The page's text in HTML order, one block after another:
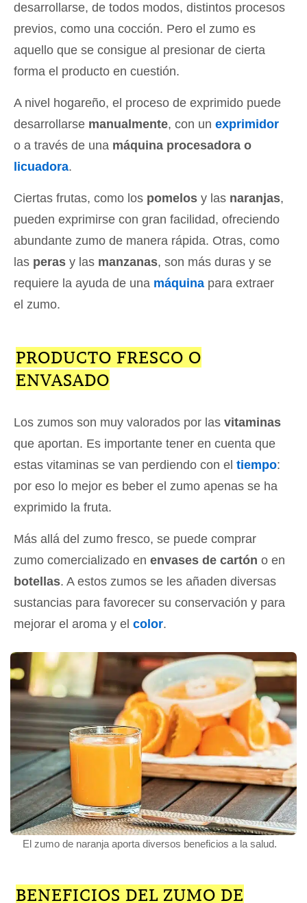
desarrollarse, de todos modos, distintos procesos
previos, como una cocción. Pero el zumo es
aquello que se consigue al presionar de cierta
forma el producto en cuestión.
A nivel hogareño, el proceso de exprimido puede
desarrollarse manualmente, con un exprimidor
o a través de una máquina procesadora o
licuadora.
Ciertas frutas, como los pomelos y las naranjas,
pueden exprimirse con gran facilidad, ofreciendo
abundante zumo de manera rápida. Otras, como
las peras y las manzanas, son más duras y se
requiere la ayuda de una máquina para extraer
el zumo.
PRODUCTO FRESCO O
ENVASADO
Los zumos son muy valorados por las vitaminas
que aportan. Es importante tener en cuenta que
estas vitaminas se van perdiendo con el tiempo:
por eso lo mejor es beber el zumo apenas se ha
exprimido la fruta.
Más allá del zumo fresco, se puede comprar
zumo comercializado en envases de cartón o en
botellas. A estos zumos se les añaden diversas
sustancias para favorecer su conservación y para
mejorar el aroma y el color.
El zumo de naranja aporta diversos beneficios a la salud.
BENEFICIOS DEL ZUMO DE